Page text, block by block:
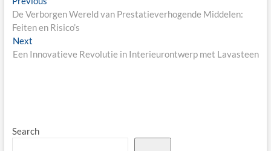
navigation
post:
De Verborgen Wereld van Prestatieverhogende Middelen:
Feiten en Risico’s
Next
post:
Een Innovatieve Revolutie in Interieurontwerp met Lavasteen
Search